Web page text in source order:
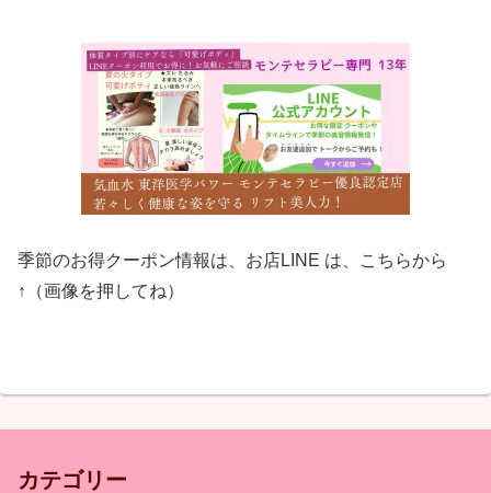
季節のお得クーポン情報は、お店LINE は、こちらから
↑（画像を押してね）
カテゴリー